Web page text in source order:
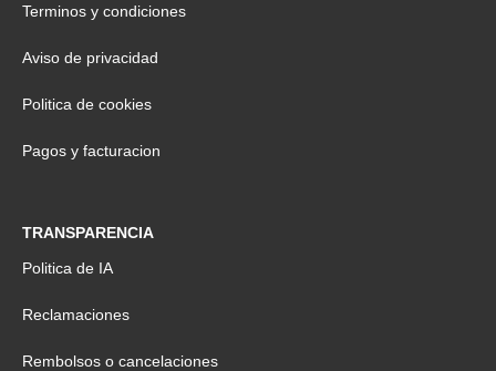
Terminos y condiciones
Aviso de privacidad
Politica de cookies
Pagos y facturacion
TRANSPARENCIA
Politica de IA
Reclamaciones
Rembolsos o cancelaciones